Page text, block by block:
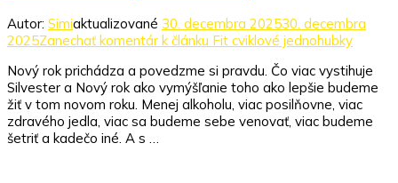
Autor: Simiaktualizované 30. decembra 202530. decembra
2025Zanechať komentár k článku Fit cviklové jednohubky
Nový rok prichádza a povedzme si pravdu. Čo viac vystihuje
Silvester a Nový rok ako vymýšľanie toho ako lepšie budeme
žiť v tom novom roku. Menej alkoholu, viac posilňovne, viac
zdravého jedla, viac sa budeme sebe venovať, viac budeme
šetriť a kadečo iné. A s …